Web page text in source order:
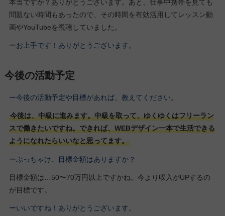
本当ですか？ありがとうございます。あと、仕事中携帯を見ても
問題ない時間もあったので、その時間を有効活用してレッスン動
画やYouTubeを視聴していました。
ーお上手です！ありがとうございます。
今後の活動予定
ー今後の活動予定や目標があれば、教えてください。
今後は、中級に進みます。中級を取って、ゆくゆくはフリーラン
スで働きたいですね。できれば、WEBデザイン一本で生活できる
ようになれたらいいなと思ってます。
ーぶっちゃけ、目標金額はありますか？
目標金額は…50〜70万円以上ですかね。今より収入がUPするの
が目標です。
ーいいですね！ありがとうございます。